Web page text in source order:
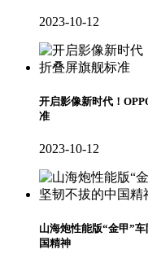
2023-10-12
开启影像新时代！
准
2023-10-12
山海炮性能版“金甲”
国精神